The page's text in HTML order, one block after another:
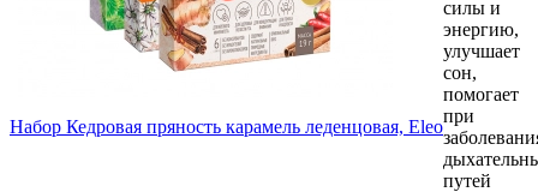
Набор Кедровая пряность карамель леденцовая, Eleo
силы и
энергию,
улучшает
сон,
помогает
при
путей